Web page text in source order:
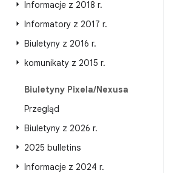
Informacje z 2018 r.
Informatory z 2017 r.
Biuletyny z 2016 r.
komunikaty z 2015 r.
Biuletyny Pixela/Nexusa
Przegląd
Biuletyny z 2026 r.
2025 bulletins
Informacje z 2024 r.